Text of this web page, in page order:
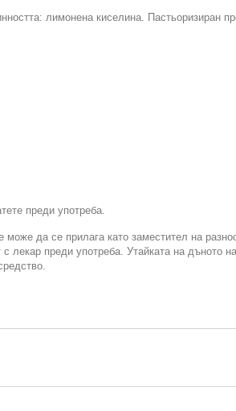
лимонена киселина. Пастьоризиран
преди употреба.
да се прилага като заместител на
преди употреба. Утайката на дъното